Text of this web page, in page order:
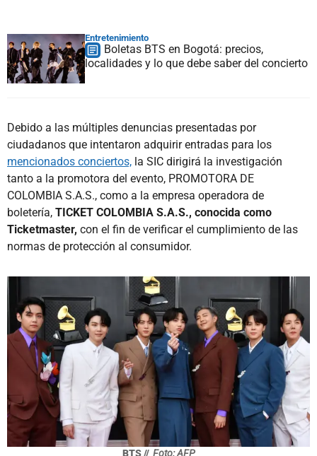
Entretenimiento
Boletas BTS en Bogotá: precios,
localidades y lo que debe saber del concierto
Debido a las múltiples denuncias presentadas por
ciudadanos que intentaron adquirir entradas para los
mencionados conciertos, la SIC dirigirá la investigación
tanto a la promotora del evento, PROMOTORA DE
COLOMBIA S.A.S., como a la empresa operadora de
boletería, TICKET COLOMBIA S.A.S., conocida como
Ticketmaster, con el fin de verificar el cumplimiento de las
normas de protección al consumidor.
BTS // Foto: AFP